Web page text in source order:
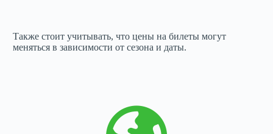
Также стоит учитывать, что цены на билеты могут
меняться в зависимости от сезона и даты.